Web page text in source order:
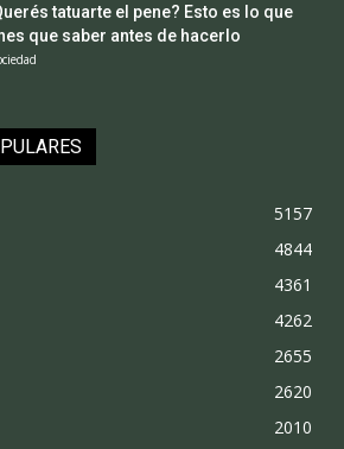
tatuarte el pene? Esto es lo que
que saber antes de hacerlo
5157
4844
4361
4262
2655
2620
2010